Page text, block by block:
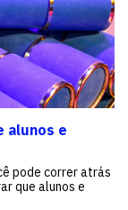
alunos e
pode correr atrás
que alunos e